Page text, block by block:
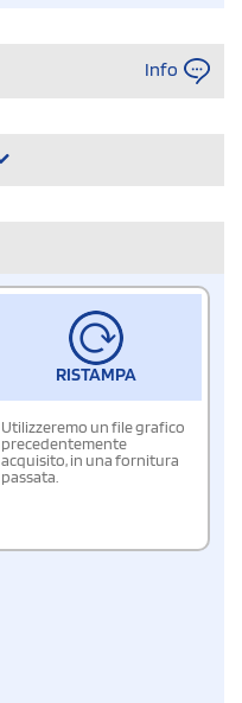
Info
RISTAMPA
Utilizzeremo un file grafico
precedentemente
acquisito, in una fornitura
passata.